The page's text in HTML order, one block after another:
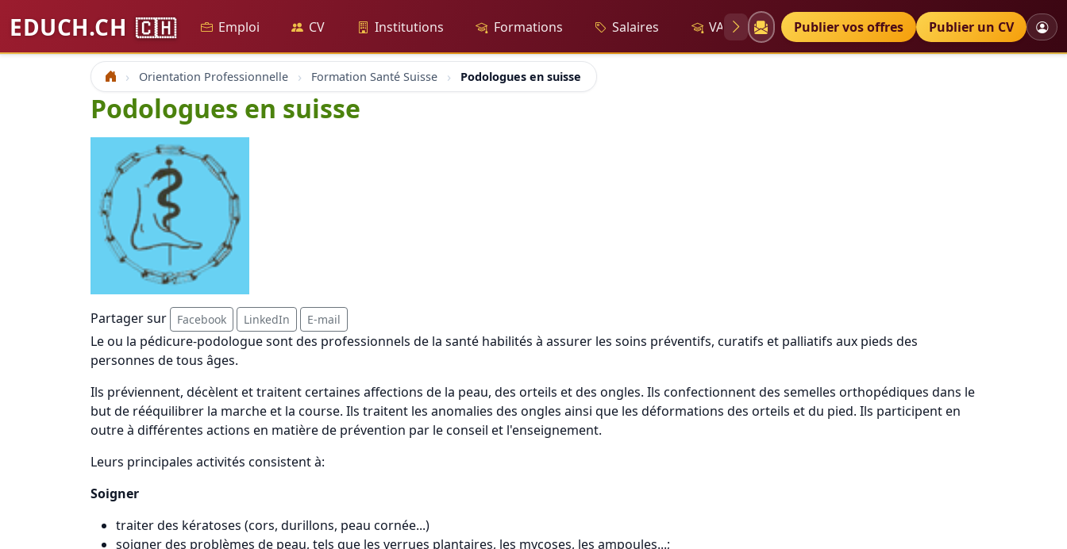
EDUCH.CH 🇨🇭 Emploi CV Institutions Formations Salaires VAE Diplômes Petites annonces
Publier vos offres Publier un CV
Accueil Orientation Professionnelle Formation Santé Suisse Podologues en suisse
Podologues en suisse
Partager sur Facebook LinkedIn E-mail
Le ou la pédicure-podologue sont des professionnels de la santé habilités à assurer les soins préventifs, curatifs et palliatifs aux pieds des
personnes de tous âges.
Ils préviennent, décèlent et traitent certaines affections de la peau, des orteils et des ongles. Ils confectionnent des semelles orthopédiques dans le
but de rééquilibrer la marche et la course. Ils traitent les anomalies des ongles ainsi que les déformations des orteils et du pied. Ils participent en
outre à différentes actions en matière de prévention par le conseil et l'enseignement.
Leurs principales activités consistent à:
Soigner
traiter des kératoses (cors, durillons, peau cornée...)
soigner des problèmes de peau, tels que les verrues plantaires, les mycoses, les ampoules...;